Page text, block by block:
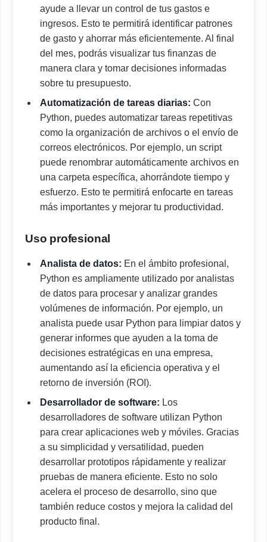
ayude a llevar un control de tus gastos e
ingresos. Esto te permitirá identificar patrones
de gasto y ahorrar más eficientemente. Al final
del mes, podrás visualizar tus finanzas de
manera clara y tomar decisiones informadas
sobre tu presupuesto.
Automatización de tareas diarias: Con
Python, puedes automatizar tareas repetitivas
como la organización de archivos o el envío de
correos electrónicos. Por ejemplo, un script
puede renombrar automáticamente archivos en
una carpeta específica, ahorrándote tiempo y
esfuerzo. Esto te permitirá enfocarte en tareas
más importantes y mejorar tu productividad.
Uso profesional
Analista de datos: En el ámbito profesional,
Python es ampliamente utilizado por analistas
de datos para procesar y analizar grandes
volúmenes de información. Por ejemplo, un
analista puede usar Python para limpiar datos y
generar informes que ayuden a la toma de
decisiones estratégicas en una empresa,
aumentando así la eficiencia operativa y el
retorno de inversión (ROI).
Desarrollador de software: Los
desarrolladores de software utilizan Python
para crear aplicaciones web y móviles. Gracias
a su simplicidad y versatilidad, pueden
desarrollar prototipos rápidamente y realizar
pruebas de manera eficiente. Esto no solo
acelera el proceso de desarrollo, sino que
también reduce costos y mejora la calidad del
producto final.